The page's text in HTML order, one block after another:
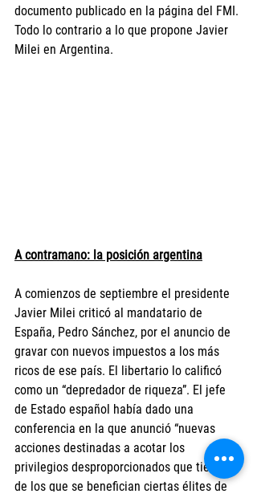
documento publicado en la página del FMI.
Todo lo contrario a lo que propone Javier
Milei en Argentina.
A contramano: la posición argentina
A comienzos de septiembre el presidente
Javier Milei criticó al mandatario de
España, Pedro Sánchez, por el anuncio de
gravar con nuevos impuestos a los más
ricos de ese país. El libertario lo calificó
como un “depredador de riqueza”. El jefe
de Estado español había dado una
conferencia en la que anunció “nuevas
acciones destinadas a acotar los
privilegios desproporcionados que tienen y
de los que se benefician ciertas élites de